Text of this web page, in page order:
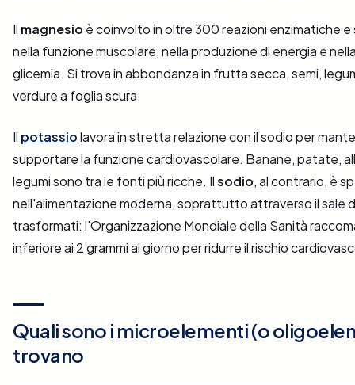
Il magnesio è coinvolto in oltre 300 reazioni enzimatiche e
nella funzione muscolare, nella produzione di energia e
glicemia. Si trova in abbondanza in frutta secca, semi,
verdure a foglia scura.
Il potassiolavora in stretta relazione con il sodio per
supportare la funzione cardiovascolare. Banane, patate,
legumi sono tra le fonti più ricche. Ilsodio, al contrario, è
nell'alimentazione moderna, soprattutto attraverso il sale
trasformati: l'Organizzazione Mondiale della Sanità
inferiore ai 2 grammi al giorno per ridurre il rischio
Quali sono i microelementi (o
trovano